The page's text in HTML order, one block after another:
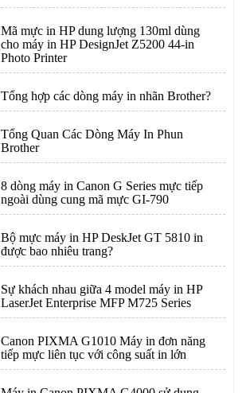
Mã mực in HP dung lượng 130ml dùng
cho máy in HP DesignJet Z5200 44-in
Photo Printer
Tổng hợp các dòng máy in nhãn Brother?
Tổng Quan Các Dòng Máy In Phun
Brother
8 dòng máy in Canon G Series mực tiếp
ngoài dùng cung mã mực GI-790
Bộ mực máy in HP DeskJet GT 5810 in
được bao nhiêu trang?
Sự khách nhau giữa 4 model máy in HP
LaserJet Enterprise MFP M725 Series
Canon PIXMA G1010 Máy in đơn năng
tiếp mực liên tục với công suất in lớn